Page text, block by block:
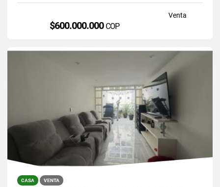
Venta
$600.000.000 COP
CASA VENTA